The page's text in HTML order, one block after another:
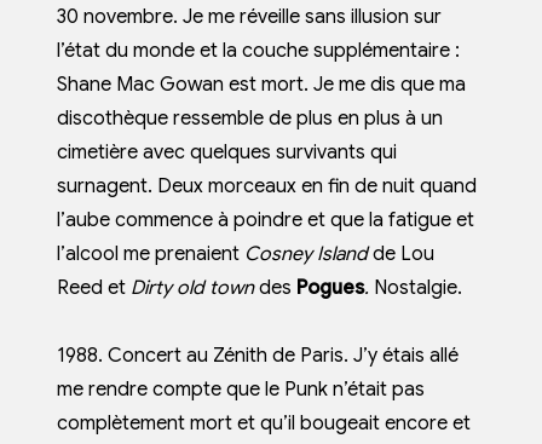
30 novembre. Je me réveille sans illusion sur
l’état du monde et la couche supplémentaire :
Shane Mac Gowan est mort. Je me dis que ma
discothèque ressemble de plus en plus à un
cimetière avec quelques survivants qui
surnagent. Deux morceaux en fin de nuit quand
l’aube commence à poindre et que la fatigue et
l’alcool me prenaient Cosney Islandde Lou
Reed et Dirty old towndes Pogues. Nostalgie.
1988. Concert au Zénith de Paris. J’y étais allé
me rendre compte que le Punk n’était pas
complètement mort et qu’il bougeait encore et